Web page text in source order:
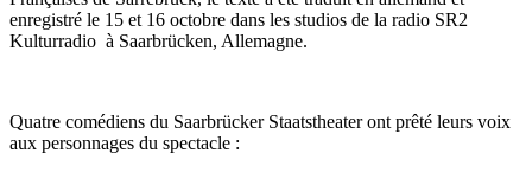
enregistré le 15 et 16 octobre dans les studios de la radio SR2
Kulturradio à Saarbrücken, Allemagne.
Quatre comédiens du Saarbrücker Staatstheater ont prêté leurs voix
aux personnages du spectacle :